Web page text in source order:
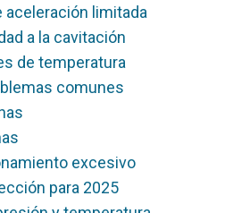
aceleración limitada
a la cavitación
de temperatura
comunes
excesivo
para 2025